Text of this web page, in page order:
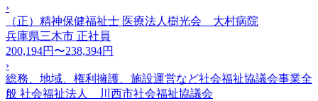
›
（正）精神保健福祉士 医療法人樹光会 大村病院
兵庫県三木市 正社員
200,194円〜238,394円
›
総務、地域、権利擁護、施設運営など社会福祉協議会事業全
般 社会福祉法人 川西市社会福祉協議会